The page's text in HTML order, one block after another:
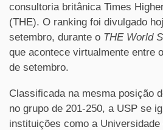
consultoria britânica Times
(THE). O ranking foi divulgado
setembro, durante o THE World
que acontece virtualmente entre
de setembro.
Classificada na mesma posição
no grupo de 201-250, a USP se
instituições como a Universidade